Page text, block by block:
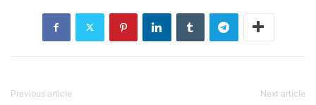
Previous article Next article